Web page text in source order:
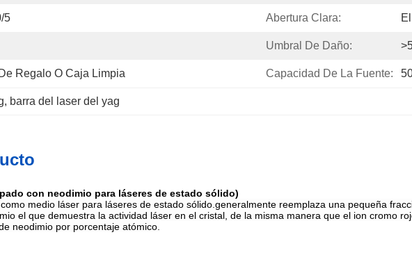
5 Abertura Clara:
Umbral De Daño:
Regalo O Caja Limpia Capacidad De La Fuente:
, barra del laser del yag
con neodimio para láseres de estado sólido)
medio láser para láseres de estado sólido.generalmente reemplaza una pequeña
el que demuestra la actividad láser en el cristal, de la misma manera que el ion cromo
neodimio por porcentaje atómico.